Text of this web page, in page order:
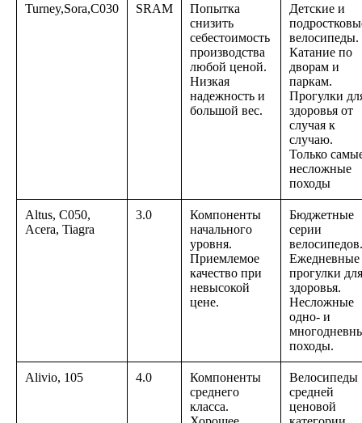
Turney,Sora,C030 SRAM
Попытка
снизить
себестоимость
производства
любой ценой.
Низкая
надежность и
большой вес.
Детские и
велосипеды.
Катание по
дворам и
паркам.
Прогулки
здоровья от
случая к
случаю.
Только
несложные
походы
Altus, C050,
Acera, Tiagra
3.0
Компоненты
начального
уровня.
Приемлемое
качество при
невысокой
цене.
Бюджетные
серии
велосипедов.
Ежедневные
прогулки для
здоровья.
Несложные
одно- и
походы.
Alivio, 105 4.0
Компоненты
среднего
класса.
Велосипеды
средней
ценовой